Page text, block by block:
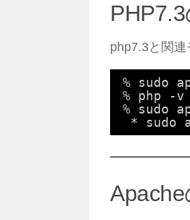
php7.3と関
% sudo
% php -v
% sudo
* sudo